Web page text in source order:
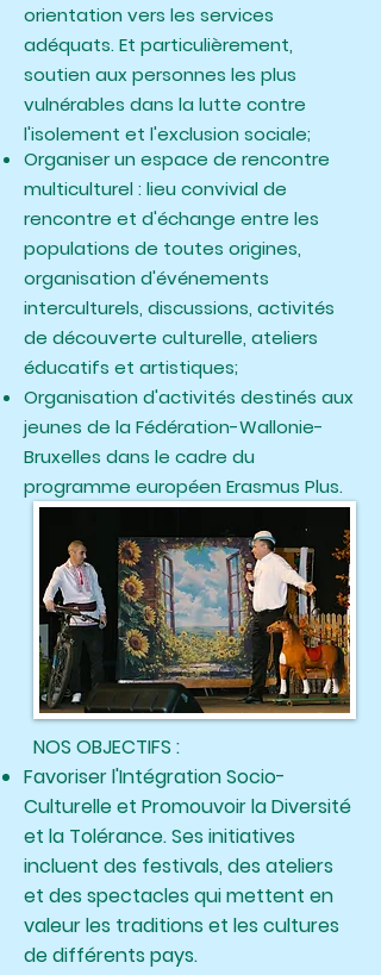
orientation vers les services
adéquats. Et particulièrement,
soutien aux personnes les plus
vulnérables dans la lutte contre
l'isolement et l'exclusion sociale;
Organiser un espace de rencontre
multiculturel : lieu convivial de
rencontre et d'échange entre les
populations de toutes origines,
organisation d'événements
interculturels, discussions, activités
de découverte culturelle, ateliers
éducatifs et artistiques;
Organisation d'activités destinés aux
jeunes de la Fédération-Wallonie-
Bruxelles dans le cadre du
programme européen Erasmus Plus.
NOS OBJECTIFS :
Favoriser l'Intégration Socio-
Culturelle et Promouvoir la Diversité
et la Tolérance. Ses initiatives
incluent des festivals, des ateliers
et des spectacles qui mettent en
valeur les traditions et les cultures
de différents pays.